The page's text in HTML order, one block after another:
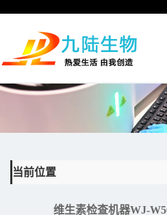
当前位置
维生素检查机器WJ-